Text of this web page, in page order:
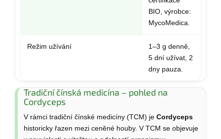
BIO, výrobce:
MycoMedica.
Režim užívání
1–3 g denně,
5 dní užívat, 2
dny pauza.
Tradiční čínská medicína – pohled na
Cordyceps
V rámci tradiční čínské medicíny (TCM) je Cordyceps
historicky řazen mezi ceněné houby. V TCM se objevuje